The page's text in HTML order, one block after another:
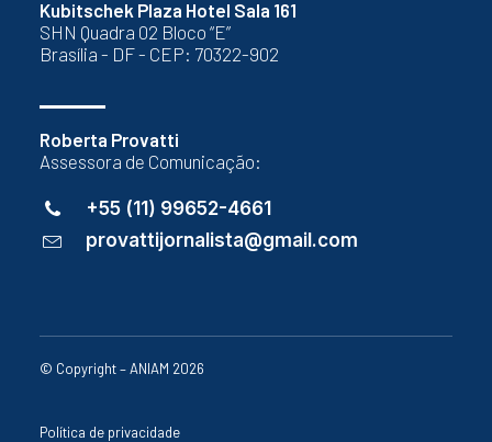
Kubitschek Plaza Hotel Sala 161
SHN Quadra 02 Bloco “E”
Brasília - DF - CEP: 70322-902
Roberta Provatti
Assessora de Comunicação:
+55 (11) 99652-4661
provattijornalista@gmail.com
© Copyright – ANIAM 2026
Política de privacidade